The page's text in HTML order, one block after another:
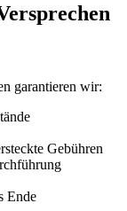
garantieren wir:
Gebühren
Ende